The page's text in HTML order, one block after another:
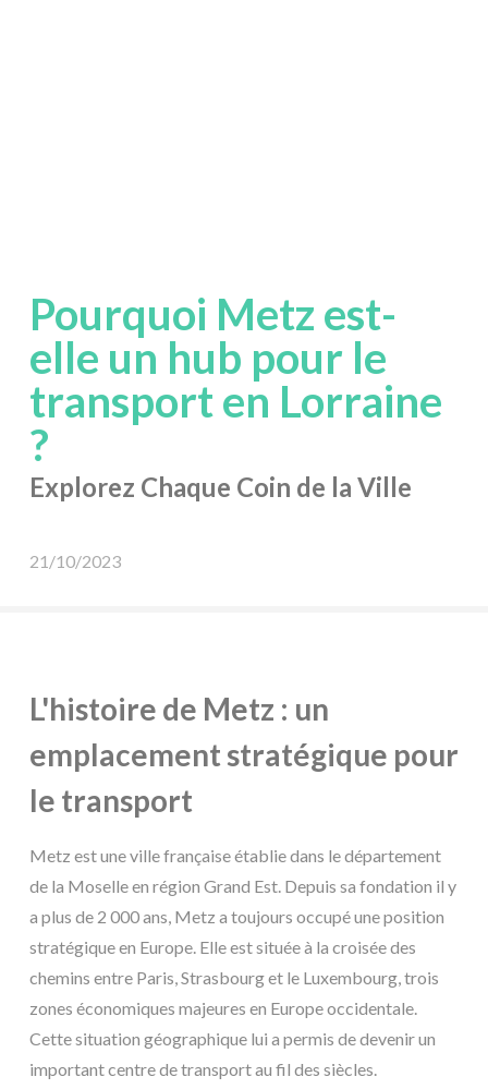
Pourquoi Metz est-
elle un hub pour le
transport en Lorraine
?
Explorez Chaque Coin de la Ville
21/10/2023
L'histoire de Metz : un
emplacement stratégique pour
le transport
Metz est une ville française établie dans le département
de la Moselle en région Grand Est. Depuis sa fondation il y
a plus de 2 000 ans, Metz a toujours occupé une position
stratégique en Europe. Elle est située à la croisée des
chemins entre Paris, Strasbourg et le Luxembourg, trois
zones économiques majeures en Europe occidentale.
Cette situation géographique lui a permis de devenir un
important centre de transport au fil des siècles.